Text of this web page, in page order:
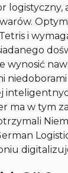
logistyczny,
i
wynosić
ma w tym